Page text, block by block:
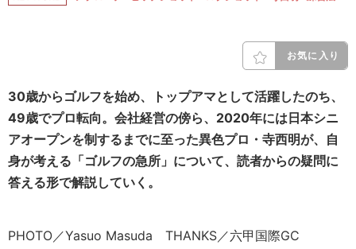
お気に入り
30歳からゴルフを始め、トップアマとして活躍したのち、
49歳でプロ転向。会社経営の傍ら、2020年には日本シニ
アオープンを制するまでに至った異色プロ・寺西明が、自
身が考える「ゴルフの急所」について、読者からの疑問に
答える形で解説していく。
PHOTO／Yasuo Masuda THANKS／六甲国際GC